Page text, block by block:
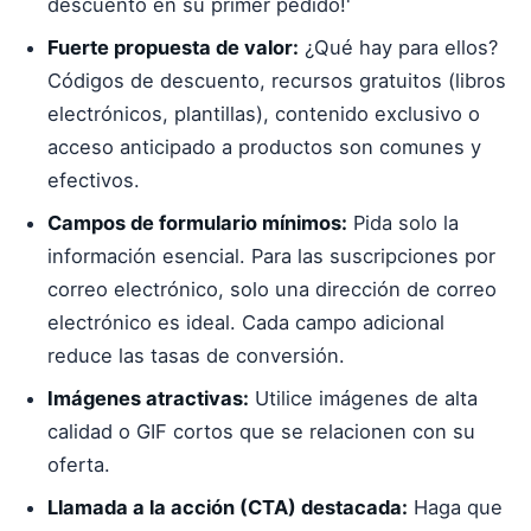
descuento en su primer pedido!'
Fuerte propuesta de valor: ¿Qué hay para ellos?
Códigos de descuento, recursos gratuitos (libros
electrónicos, plantillas), contenido exclusivo o
acceso anticipado a productos son comunes y
efectivos.
Campos de formulario mínimos: Pida solo la
información esencial. Para las suscripciones por
correo electrónico, solo una dirección de correo
electrónico es ideal. Cada campo adicional
reduce las tasas de conversión.
Imágenes atractivas: Utilice imágenes de alta
calidad o GIF cortos que se relacionen con su
oferta.
Llamada a la acción (CTA) destacada: Haga que